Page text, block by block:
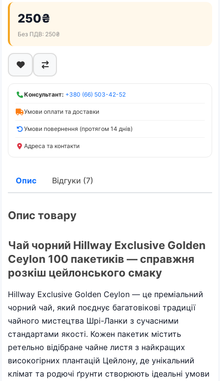
250₴
Без ПДВ: 250₴
Консультант: +380 (66) 503-42-52
Умови оплати та доставки
Умови повернення (протягом 14 днів)
Адреса та контакти
Опис Відгуки (7)
Опис товару
Чай чорний Hillway Exclusive Golden
Ceylon 100 пакетиків — справжня
розкіш цейлонського смаку
Hillway Exclusive Golden Ceylon — це преміальний
чорний чай, який поєднує багатовікові традиції
чайного мистецтва Шрі-Ланки з сучасними
стандартами якості. Кожен пакетик містить
ретельно відібране чайне листя з найкращих
високогірних плантацій Цейлону, де унікальний
клімат та родючі ґрунти створюють ідеальні умови